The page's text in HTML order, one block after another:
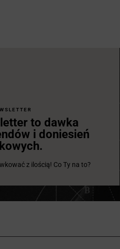
to dawka
i doniesień
z ilością! Co Ty na to?